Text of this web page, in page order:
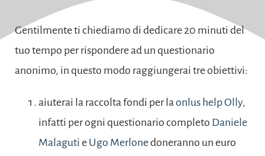
Gentilmente ti chiediamo di dedicare 20 minuti del
tuo tempo per rispondere ad un questionario
anonimo, in questo modo raggiungerai tre obiettivi:
aiuterai la raccolta fondi per laonlus help Olly,
infatti per ogni questionario completo Daniele
Malaguti e Ugo Merlonedoneranno un euro